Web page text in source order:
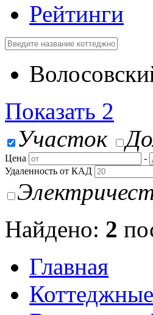
Рейтинги
Показать 2
Участок
Цена -
Удаленность от КАД
Найдено: 2
Главная